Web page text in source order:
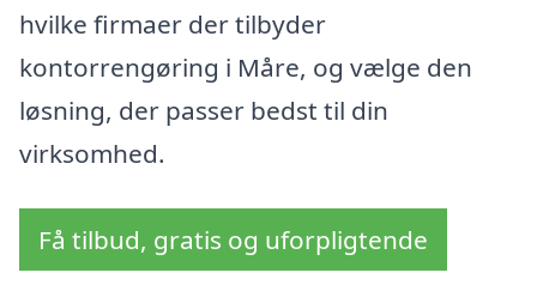
hvilke firmaer der tilbyder
kontorrengøring i Måre, og vælge den
løsning, der passer bedst til din
virksomhed.
Få tilbud, gratis og uforpligtende